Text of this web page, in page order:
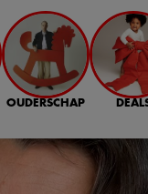
OUDERSCHAP